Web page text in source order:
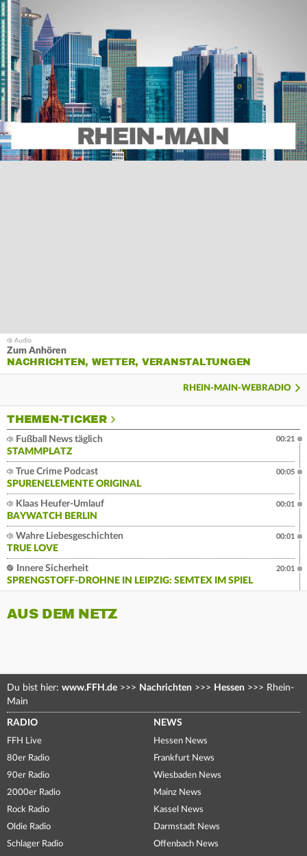
Zum Anhören
NACHRICHTEN, WETTER, VERANSTALTUNGEN
RHEIN-MAIN-WEBRADIO
THEMEN-TICKER
Fußball News täglich
STAMMPLATZ
00:21
True Crime Podcast
SPURENELEMENTE ORIGINAL
00:05
Klaas Heufer-Umlauf
BAYWATCH BERLIN
00:01
Wahre Liebesgeschichten
TRUE LOVE
00:01
Innere Sicherheit
SPRENGSTOFF-DROHNE IN LEIPZIG: SEMTEX IM SPIEL
20:01
AUS DEM NETZ
Du bist hier: www.FFH.de >>> Nachrichten >>> Hessen >>> Rhein-
Main
RADIO
FFH Live
80er Radio
90er Radio
2000er Radio
Rock Radio
Oldie Radio
Schlager Radio
NEWS
Hessen News
Frankfurt News
Wiesbaden News
Mainz News
Kassel News
Darmstadt News
Offenbach News